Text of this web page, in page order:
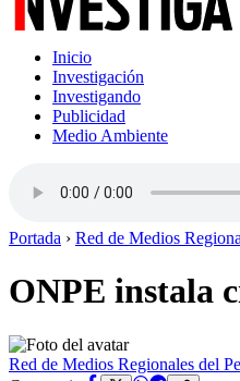
Inicio
Investigación
Investigando
Publicidad
Medio Ambiente
Portada › Red de Medios
ONPE instala
Red de Medios Regionales del